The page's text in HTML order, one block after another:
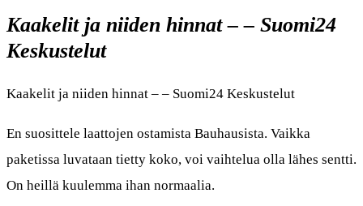
Kaakelit ja niiden hinnat – – Suomi24
Keskustelut
Kaakelit ja niiden hinnat – – Suomi24 Keskustelut
En suosittele laattojen ostamista Bauhausista. Vaikka
paketissa luvataan tietty koko, voi vaihtelua olla lähes sentti.
On heillä kuulemma ihan normaalia.